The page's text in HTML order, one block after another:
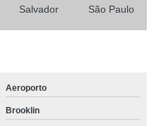
Salvador São Paulo
Aeroporto
Brooklin